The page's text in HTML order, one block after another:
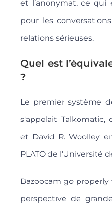
et l’anonymat, ce qui
pour les
relations sérieuses.
Quel est
?
Le premier système
s'appelait Talkomatic,
et David R. Woolley
PLATO de l'Université
Bazoocam go
perspective de